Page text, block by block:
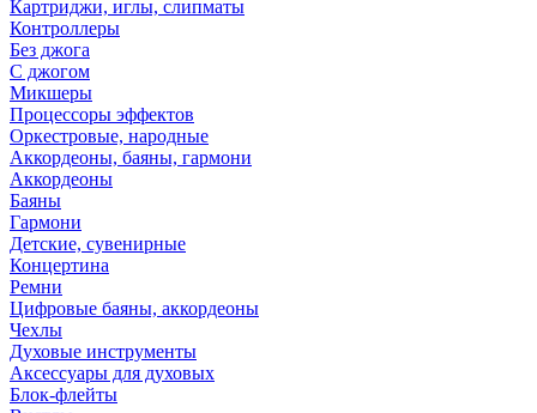
Картриджи, иглы, слипматы
Контроллеры
Без джога
С джогом
Микшеры
Процессоры эффектов
Оркестровые, народные
Аккордеоны, баяны, гармони
Аккордеоны
Баяны
Гармони
Детские, сувенирные
Концертина
Ремни
Цифровые баяны, аккордеоны
Чехлы
Духовые инструменты
Аксессуары для духовых
Блок-флейты